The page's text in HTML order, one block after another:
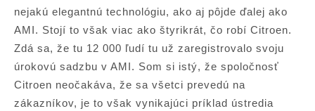
nejakú elegantnú technológiu, ako aj pôjde ďalej ako
AMI. Stojí to však viac ako štyrikrát, čo robí Citroen.
Zdá sa, že tu 12 000 ľudí tu už zaregistrovalo svoju
úrokovú sadzbu v AMI. Som si istý, že spoločnosť
Citroen neočakáva, že sa všetci prevedú na
zákazníkov, je to však vynikajúci príklad ústredia